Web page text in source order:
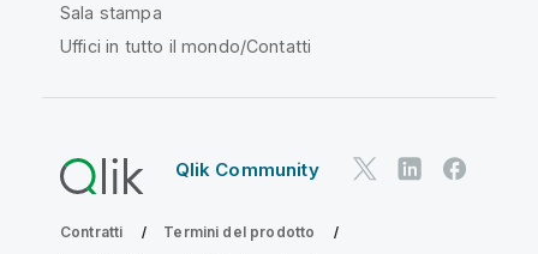
Sala stampa
Uffici in tutto il mondo/Contatti
Qlik Community
Contratti
Termini del prodotto